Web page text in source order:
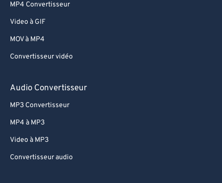
MP4 Convertisseur
Video à GIF
MOV à MP4
Convertisseur vidéo
Audio Convertisseur
MP3 Convertisseur
MP4 à MP3
Video à MP3
Convertisseur audio